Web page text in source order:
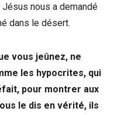
nous a demandé
dans le désert.
vous jeûnez, ne
les hypocrites, qui
pour montrer aux
le dis en vérité, ils